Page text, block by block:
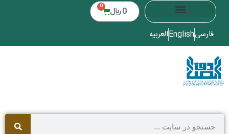
0 ﷼ 0
فارسیEnglishالعربیه